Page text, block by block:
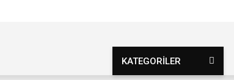
KATEGORİLER